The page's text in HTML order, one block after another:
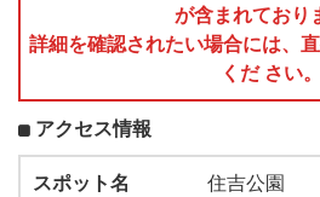
が含まれており
詳細を確認されたい場合には、
くだ さい。
アクセス情報
スポット名
住吉公園